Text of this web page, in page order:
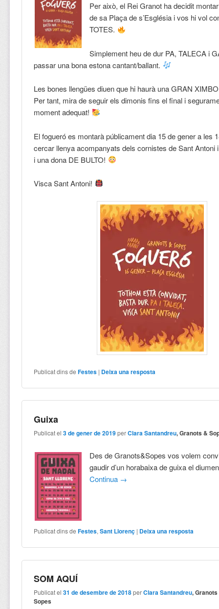
Per això, el Rei Granot ha decidit
de sa Plaça de s’Església i vos hi vol
TOTES.
Simplement heu de dur PA, TALECA i
passar una bona estona cantant/ballant.
Les bones llengües diuen que hi haurà una GRAN
Per tant, mira de seguir els dimonis fins el final i
moment adequat!
El fogueró es montarà públicament dia 15 de gener a les
cercar llenya acompanyats dels cornistes de Sant Antoni
i una dona DE BULTO!
Visca Sant Antoni!
Publicat dins de Festes | Deixa una resposta
Guixa
Publicat el3 de gener de 2019 perClara Santandreu, Granots &
Des de Granots&Sopes vos volem
gaudir d’un horabaixa de guixa el
Continua →
Publicat dins de Festes,Sant Llorenç | Deixa una resposta
SOM AQUÍ
Publicat el31 de desembre de 2018 perClara Santandreu,
Sopes